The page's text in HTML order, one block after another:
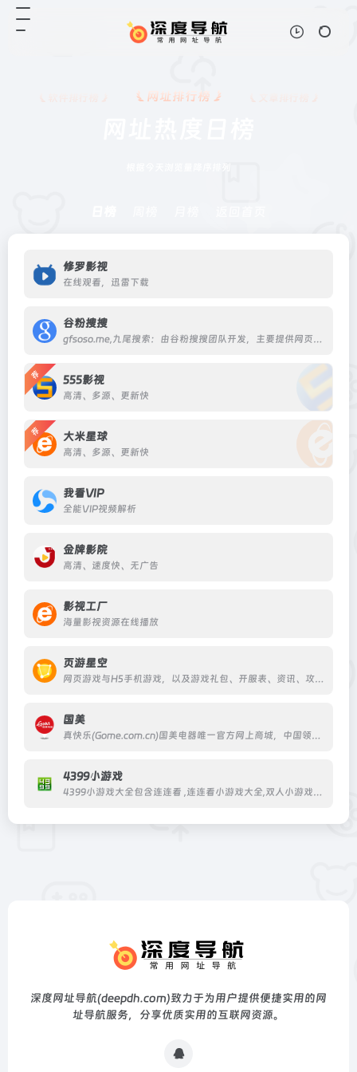
网址排行榜
修罗影视
在线观看，迅雷下载
谷粉搜搜
gfsoso.me,九尾搜索：由谷粉搜搜团队开发，主要提供网页、学术文献、图片搜索，致力于打造一个有用，干净的搜索引擎。
荐 555影视
高清、多源、更新快
荐 大米星球
高清、多源、更新快
我看VIP
全能VIP视频解析
金牌影院
高清、速度快、无广告
影视工厂
海量影视资源在线播放
页游星空
网页游戏与H5手机游戏，以及游戏礼包、开服表、资讯、攻略、排行榜等相关讯息。
国美
真快乐(Gome.com.cn)国美电器唯一官方网上商城，中国领先的专业家电网购平台.全球品牌电视、洗衣机、电脑、手机、数码、空调、电脑配件、生活电器、网络产品等正品行货，更低价格，更快送达，为您提供便捷、诚信的服务.
4399小游戏
4399小游戏大全包含连连看 ,连连看小游戏大全,双人小游戏大全,H5在线小游戏,4399洛克王国,4399赛尔号,4399奥拉星,4399奥比岛,4399弹弹堂,4399单人小游戏,奥比岛小游戏,造梦西游online,造梦无双等最新小游戏。
深度网址导航(deepdh.com)致力于为用户提供便捷实用的网
址导航服务，分享优质实用的互联网资源。